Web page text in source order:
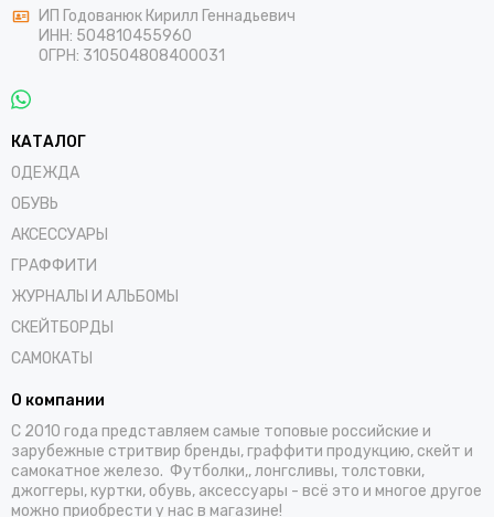
ИП Годованюк Кирилл Геннадьевич
ИНН: 504810455960
ОГРН: 310504808400031
КАТАЛОГ
ОДЕЖДА
ОБУВЬ
АКСЕССУАРЫ
ГРАФФИТИ
ЖУРНАЛЫ И АЛЬБОМЫ
СКЕЙТБОРДЫ
САМОКАТЫ
О компании
С 2010 года представляем самые топовые российские и
зарубежные стритвир бренды, граффити продукцию, скейт и
самокатное железо. Футболки,, лонгсливы, толстовки,
джоггеры, куртки, обувь, аксессуары - всё это и многое другое
можно приобрести у нас в магазине!